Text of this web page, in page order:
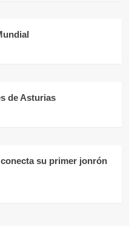
de Asturias
su primer jonrón